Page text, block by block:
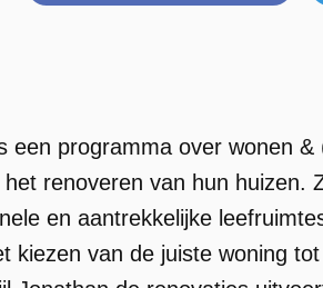
een programma over wonen
het renoveren van hun
en aantrekkelijke
kiezen van de juiste woning